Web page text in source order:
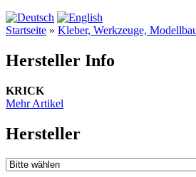
Startseite » Kleber, Werkzeuge,
Hersteller Info
KRICK
Mehr Artikel
Hersteller